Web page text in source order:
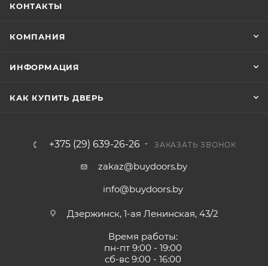
КОНТАКТЫ
КОМПАНИЯ
ИНФОРМАЦИЯ
КАК КУПИТЬ ДВЕРЬ
+375 (29) 639-26-26 ЗАКАЗАТЬ ЗВОНОК
zakaz@buydoors.by
info@buydoors.by
Дзержинск, 1-ая Ленинская, 43/2
Время работы:
пн-пт 9:00 - 19:00
сб-вс 9:00 - 16:00